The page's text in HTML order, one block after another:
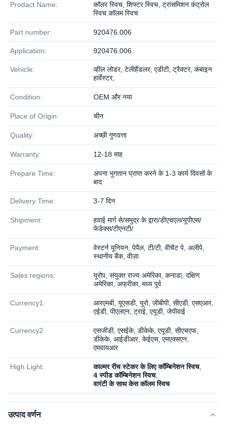
Prodact Name:
कॉलर स्विच, शिफ्टर स्विच, ट्रांसमिशन कंट्रोल
स्विच.कॉलम स्विच
Part number: 920476.006
Application: 920476.006
Vehicle:
व्हील लोडर, टेलीहैंडलर, एडीटी, ट्रैक्टर, कंबाइन
हार्वेस्टर,
Condition: OEM और नया
Place of Origin: चीन
Quality: अच्छी गुणवत्ता
Warranty: 12-18 माह
Prepare Time:
अपना भुगतान प्राप्त करने के 1-3 कार्य दिवसों के
बाद
Delivery Time: 3-7 दिन
Shipment:
हवाई मार्ग से/समुद्र के द्वारा/डीएचएल/यूपीएस/
फेडेक्स/टीएनटी/
Payment:
वेस्टर्न यूनियन, पेपैल, टी/टी, वीचैट पे, अलीपे,
स्थानीय बैंक, वीज़ा
Sales regions:
यूरोप, संयुक्त राज्य अमेरिका, कनाडा, दक्षिण
अमेरिका, अफ्रीका, मध्य पूर्व
Currency1:
आरएमबी, यूएसडी, यूरो, जीबीपी, सीएडी, एसएआर,
एईडी, पीएलएन, ट्राई, एयूडी, जेपीवाई
Currency2:
एसजीडी, एसईके, डीकेके, एयूडी, सीएचएफ,
डीकेके, आईडीआर, केईएस, एमएक्सएन,
एमवायआर
High Light: काल्मर रीच स्टेकर के लिए कॉम्बिनेशन स्विच,
4 स्पीड कॉम्बिनेशन स्विच,
वारंटी के साथ केस कॉलम स्विच
उत्पाद वर्णन